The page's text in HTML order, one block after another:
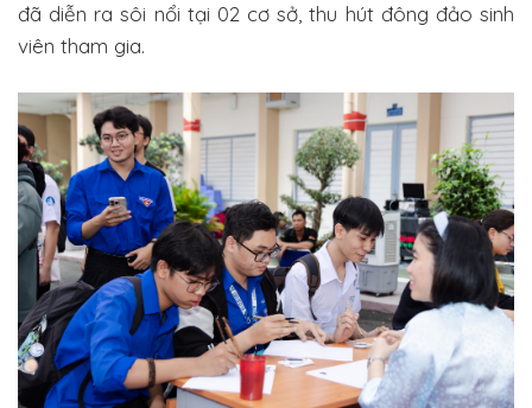
đã diễn ra sôi nổi tại 02 cơ sở, thu hút đông đảo sinh
viên tham gia.